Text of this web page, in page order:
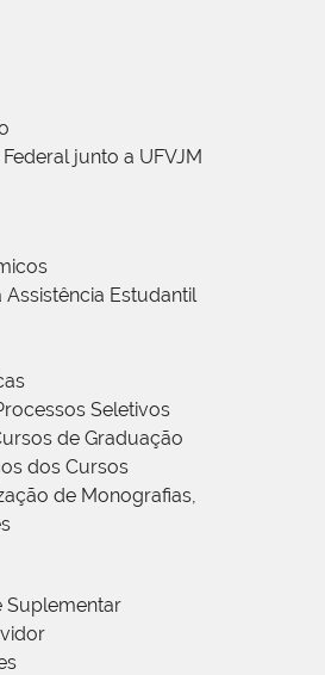
junto a UFVJM
Estudantil
Seletivos
de Graduação
dos Cursos
de Monografias,
Suplementar